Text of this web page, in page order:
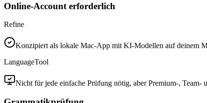
Online-Account erforderlich
Refine
Konzipiert als lokale Mac-App mit KI-Modellen auf deinem
LanguageTool
Nicht für jede einfache Prüfung nötig, aber Premium-, Team-